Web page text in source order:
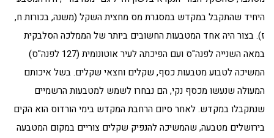
היחיד שהתקבל במקדש במסגרת מס מחצית השקל (משנה, בכורות ח,
ז). בצור היה אחד המטבעות החשובים ביותר של הממלכה הסלבקית
במאה השנייה לפנה"ס ועם הפיכתה לעיר אוטונומית (127 לפנה"ס)
המשיכה לטבוע מטבעות כסף, שקלים וחצאי שקלים. בשל איכותם
המעולה שנעשו מכסף נקי, הם נבחרו לשמש למטבעות הרשמיים
שנתקבלו במקדש. לאחר סיום הרחבת המקדש בימי הורדוס הוא הקים
בירושלים מטבעה, שהמשיכה להנפיק שקלים צוריים במקום המטבעה